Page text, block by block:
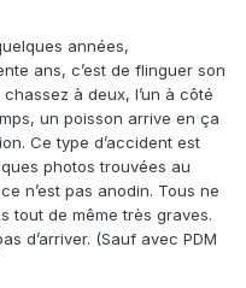
années,
ans, c’est de flinguer son
à deux, l’un à côté
un poisson arrive en ça
Ce type d’accident est
photos trouvées au
n’est pas anodin. Tous ne
tout de même très graves.
d’arriver. (Sauf avec PDM